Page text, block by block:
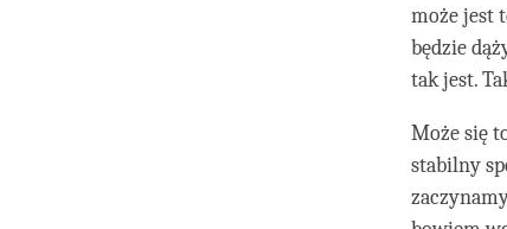
może jest
będzie
tak jest.
Może się
stabilny